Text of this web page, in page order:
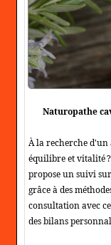
Naturopathe
À la recherche
équilibre et vitalité
propose un suivi
grâce à des
consultation avec
des bilans